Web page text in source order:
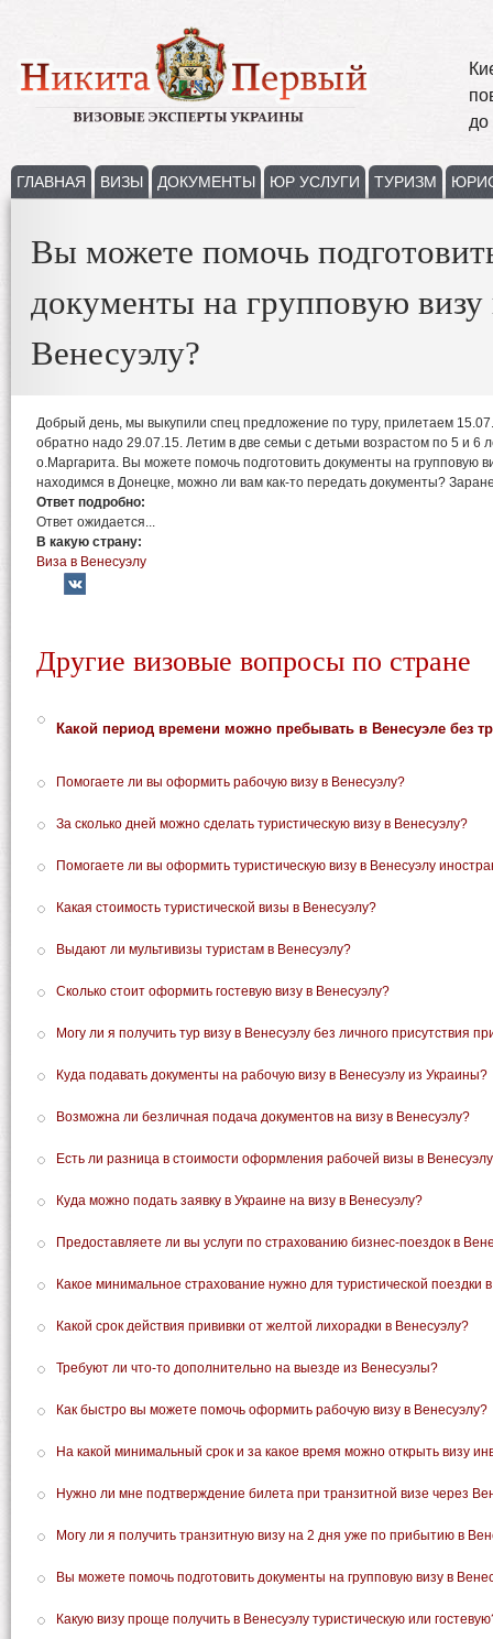
до
ГЛАВНАЯ ВИЗЫ ДОКУМЕНТЫ ЮР УСЛУГИ ТУРИЗМ
Вы можете помочь
документы на групповую визу
Венесуэлу?
Добрый день, мы выкупили спец предложение по туру, прилетаем
обратно надо 29.07.15. Летим в две семьи с детьми возрастом по 5 и 6
о.Маргарита. Вы можете помочь подготовить документы на групповую
находимся в Донецке, можно ли вам как-то передать документы?
Ответ подробно:
Ответ ожидается...
В какую страну:
Виза в Венесуэлу
Другие визовые вопросы по стране
Какой период времени можно пребывать в Венесуэле без
Помогаете ли вы оформить рабочую визу в Венесуэлу?
За сколько дней можно сделать туристическую визу в Венесуэлу?
Помогаете ли вы оформить туристическую визу в Венесуэлу
Какая стоимость туристической визы в Венесуэлу?
Выдают ли мультивизы туристам в Венесуэлу?
Сколько стоит оформить гостевую визу в Венесуэлу?
Могу ли я получить тур визу в Венесуэлу без личного присутствия
Куда подавать документы на рабочую визу в Венесуэлу из Украины?
Возможна ли безличная подача документов на визу в Венесуэлу?
Есть ли разница в стоимости оформления рабочей визы в
Куда можно подать заявку в Украине на визу в Венесуэлу?
Предоставляете ли вы услуги по страхованию бизнес-поездок в
Какое минимальное страхование нужно для туристической поездки
Какой срок действия прививки от желтой лихорадки в Венесуэлу?
Требуют ли что-то дополнительно на выезде из Венесуэлы?
Как быстро вы можете помочь оформить рабочую визу в Венесуэлу?
На какой минимальный срок и за какое время можно открыть визу
Нужно ли мне подтверждение билета при транзитной визе через
Могу ли я получить транзитную визу на 2 дня уже по прибытию в
Вы можете помочь подготовить документы на групповую визу в
Какую визу проще получить в Венесуэлу туристическую или